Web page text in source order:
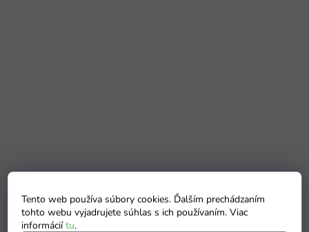
Tento web používa súbory cookies. Ďalším prechádzaním
tohto webu vyjadrujete súhlas s ich používaním. Viac
informáciítu.